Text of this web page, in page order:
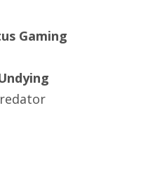
Gaming